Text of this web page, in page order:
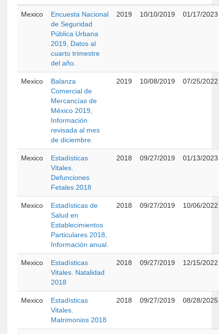
Mexico
Encuesta Nacional
de Seguridad
Pública Urbana
2019, Datos al
cuarto trimestre
del año.
2019 10/10/2019 01/17/2023
Mexico
Balanza
Comercial de
Mercancías de
México 2019,
Información
revisada al mes
de diciembre.
2019 10/08/2019 07/25/2022
Mexico
Estadísticas
Vitales.
Defunciones
Fetales 2018
2018 09/27/2019 01/13/2023
Mexico
Estadísticas de
Salud en
Establecimientos
Particulares 2018,
Información anual.
2018 09/27/2019 10/06/2022
Mexico
Estadísticas
Vitales. Natalidad
2018
2018 09/27/2019 12/15/2022
Mexico
Estadísticas
Vitales.
Matrimonios 2018
2018 09/27/2019 08/28/2025